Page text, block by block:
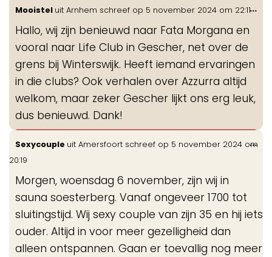
Mooistel uit Arnhem schreef op 5 november 2024 om 22:11
Hallo, wij zijn benieuwd naar Fata Morgana en
vooral naar Life Club in Gescher, net over de
grens bij Winterswijk. Heeft iemand ervaringen
in die clubs? Ook verhalen over Azzurra altijd
welkom, maar zeker Gescher lijkt ons erg leuk,
dus benieuwd. Dank!
...
Sexycouple uit Amersfoort schreef op 5 november 2024 om
20:19
Morgen, woensdag 6 november, zijn wij in
sauna soesterberg. Vanaf ongeveer 1700 tot
sluitingstijd. Wij sexy couple van zijn 35 en hij iets
ouder. Altijd in voor meer gezelligheid dan
alleen ontspannen. Gaan er toevallig nog meer
...